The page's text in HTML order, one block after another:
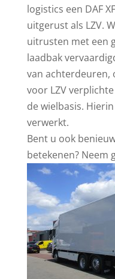
logistics een DAF
uitgerust als LZV.
uitrusten met een
laadbak
van achterdeuren,
voor LZV
de wielbasis.
verwerkt.
Bent u ook
betekenen? Neem